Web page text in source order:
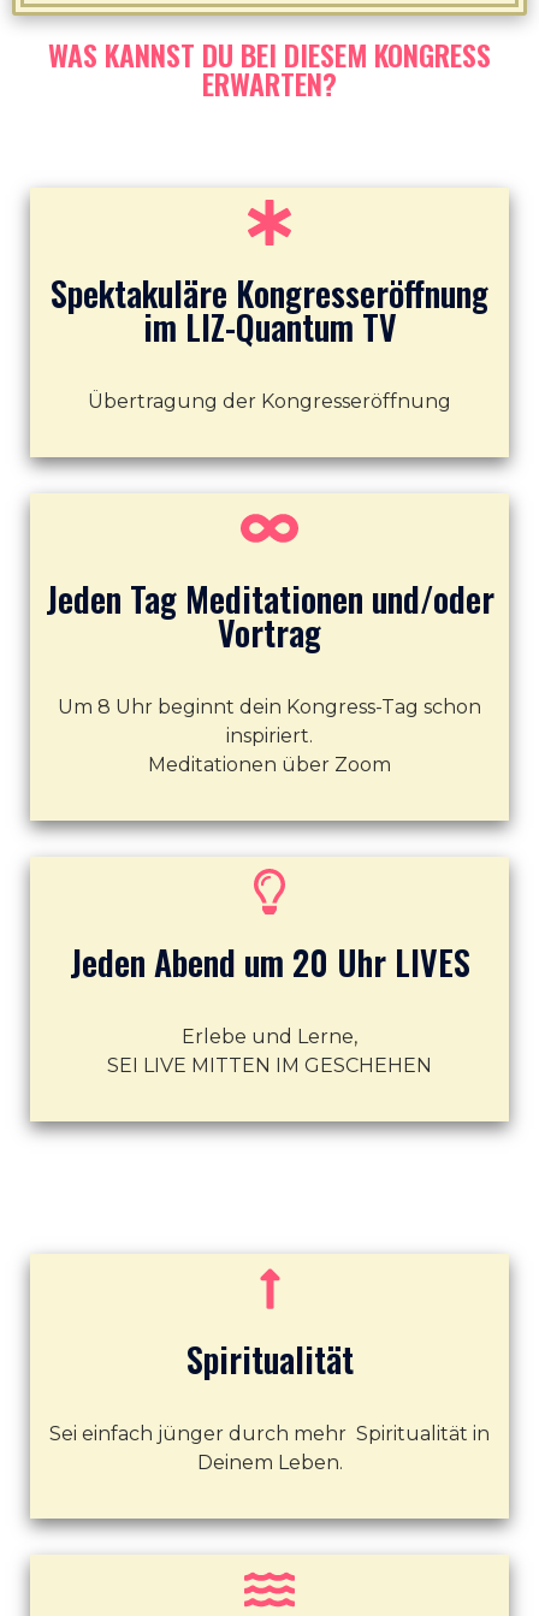
WAS KANNST DU BEI DIESEM KONGRESS
ERWARTEN?
Spektakuläre Kongresseröffnung
im LIZ-Quantum TV
Übertragung der Kongresseröffnung
Jeden Tag Meditationen und/oder
Vortrag
Um 8 Uhr beginnt dein Kongress-Tag schon
inspiriert.
Meditationen über Zoom
Jeden Abend um 20 Uhr LIVES
Erlebe und Lerne,
SEI LIVE MITTEN IM GESCHEHEN
Spiritualität
Sei einfach jünger durch mehr Spiritualität in
Deinem Leben.